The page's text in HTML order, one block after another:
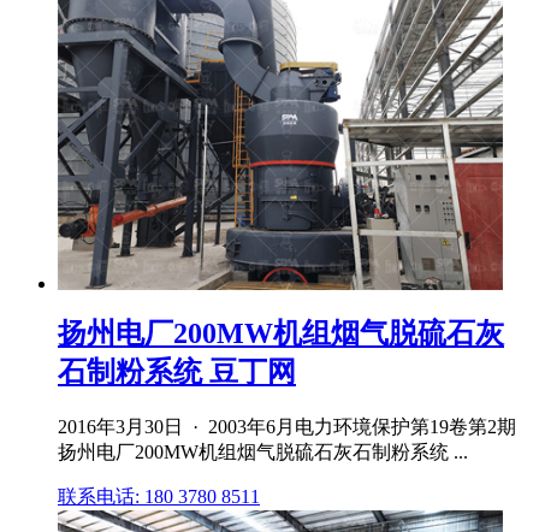
扬州电厂200MW机组烟气脱硫石灰
石制粉系统 豆丁网
2016年3月30日 · 2003年6月电力环境保护第19卷第2期
扬州电厂200MW机组烟气脱硫石灰石制粉系统 ...
联系电话: 180 3780 8511